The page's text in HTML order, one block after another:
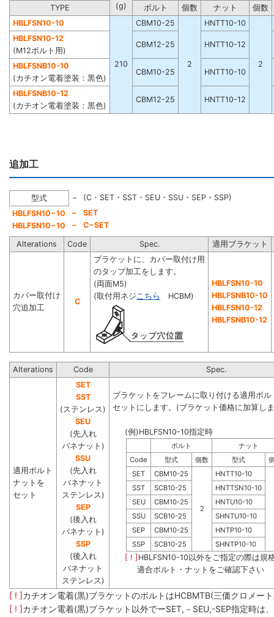
(g)
TYPE
ボルト 個数 ナット
個数
HBLFSN10-10
210
CBM10-25
2
HNTT10-10
2
HBLFSN10-12
(M12ボルト用)
CBM12-25 HNTT10-12
HBLFSNB10-10
(カチオン電着塗装：黒色)
CBM10-25 HNTT10-10
HBLFSNB10-12
(カチオン電着塗装：黒色)
CBM12-25 HNTT10-12
追加工
型式 −
(C・SET・SST・SEU・SSU・SEP・SSP)
HBLFSN10−10
HBLFSN10−10
−
−
SET
C−SET
Alterations Code Spec. 適用ブラケット
カバー取付け
穴追加工
C
ブラケットに、カバー取付け用
のタップ加工をします。
(両面M5)
(取付用ネジ こちら HCBM)
HBLFSN10-10
HBLFSNB10-10
HBLFSN10-12
HBLFSNB10-12
Alterations Code Spec.
適用ボルト
ナットを
セット
SET
SST
(ステンレス)
SEU
(先入れ
バネナット)
SSU
(先入れ
バネナット
ステンレス)
SEP
(後入れ
バネナット)
SSP
(後入れ
バネナット
ステンレス)
ブラケットをフレームに取り付ける適用ボ
セットにします。(ブラケット価格に加算し
(例)HBLFSN10-10指定時
ボルト
ナット
Code
型式 個数 型式
SET
CBM10-25
2
HNTT10-10
SST SCB10-25
HNTTSN10-10
SEU
CBM10-25
HNTU10-10
SSU
SCB10-25
SHNTU10-10
SEP
CBM10-25
HNTP10-10
SSP
SCB10-25 SHNTP10-10
[ ! ] HBLFSN10-10以外をご指定の際は規
適合ボルト・ナットをご確認下さい
[ ! ]カチオン電着(黒)ブラケットのボルトはHCBMTB(三価クロメー
[ ! ]カチオン電着(黒)ブラケット以外でーSET,－SEU,-SEP指定時は